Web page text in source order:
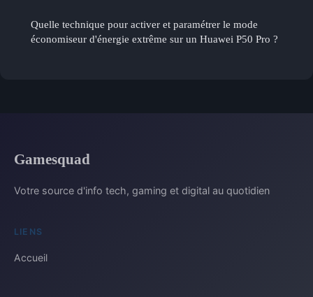
Quelle technique pour activer et paramétrer le mode
économiseur d'énergie extrême sur un Huawei P50 Pro ?
Gamesquad
Votre source d'info tech, gaming et digital au quotidien
LIENS
Accueil